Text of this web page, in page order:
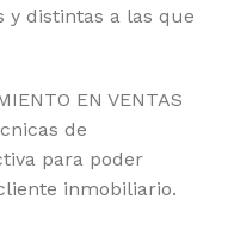
y distintas a las que
EN VENTAS
de
para poder
inmobiliario.